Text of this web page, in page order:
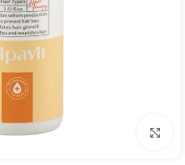
برای بزرگنمایی کلیک کنید